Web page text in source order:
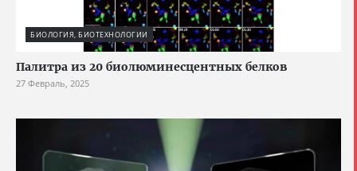
БИОЛОГИЯ, БИОТЕХНОЛОГИИ
Палитра из 20 биолюминесцентных белков
27 Февраль, 2025